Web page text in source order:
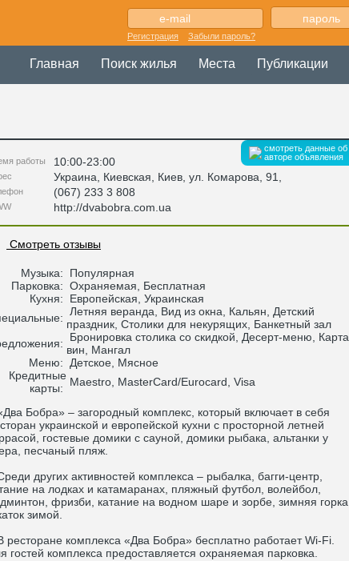
Регистрация Забыли пароль?
Главная Поиск жилья Места Публикации
смотреть данные об
авторе объявления
работы 10:00-23:00
Украина Киевская , Киев, ул. Комарова, 91
(067) 233 3 808
http://dvabobra.com.ua
Смотреть отзывы
Музыка:
Популярная
Парковка: Охраняемая, Бесплатная
Кухня:
Европейская, Украинская
Летняя веранда, Вид из окна, Кальян, Детский
праздник, Столики для некурящих, Банкетный зал
Бронировка столика со скидкой, Десерт-меню, Карта
вин, Мангал
Меню:
Детское, Мясное
Кредитные
карты:
Maestro, MasterCard/Eurocard, Visa
Бобра» – загородный комплекс, который включает в себя
украинской и европейской кухни с просторной летней
гостевые домики с сауной, домики рыбака, альтанки у
песчаный пляж.
других активностей комплекса – рыбалка, багги-центр,
на лодках и катамаранах, пляжный футбол, волейбол,
фризби, катание на водном шаре и зорбе, зимняя горка
зимой.
комплекса «Два Бобра» бесплатно работает Wi-Fi.
гостей комплекса предоставляется охраняемая парковка.